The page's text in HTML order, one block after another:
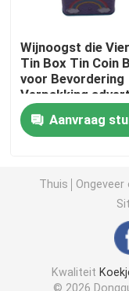
Bulkkerstmistin
Theebus Tin
Het Tin van de
Leeg Koekjestin
Blikken voor
Wijnoogst die
Tin Box Tin Coin
voor Bevordering
Verpakking
Aanvraag
Thuis Ongeveer
Kwaliteit
© 2026